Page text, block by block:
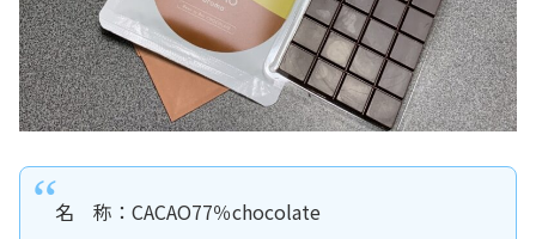
名 称：CACAO77％chocolate